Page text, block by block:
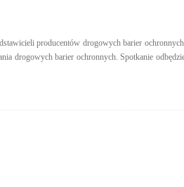
producentów drogowych barier
drogowych barier ochronnych. Spotkanie